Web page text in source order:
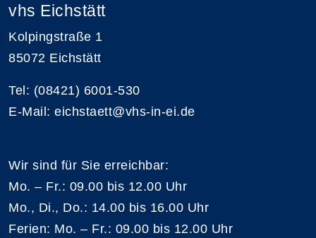
vhs Eichstätt
Kolpingstraße 1
85072 Eichstätt
Tel: (08421) 6001-530
E-Mail: eichstaett@vhs-in-ei.de
Wir sind für Sie erreichbar:
Mo. – Fr.: 09.00 bis 12.00 Uhr
Mo., Di., Do.: 14.00 bis 16.00 Uhr
Ferien: Mo. – Fr.: 09.00 bis 12.00 Uhr